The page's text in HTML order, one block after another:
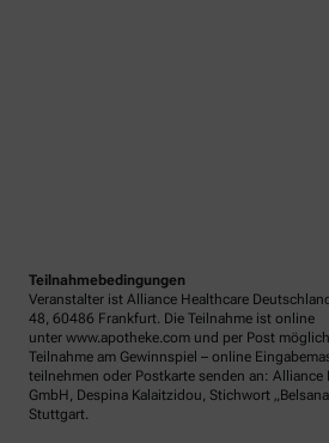
Teilnahmebedingungen
Veranstalter ist Alliance Healthcare
48, 60486 Frankfurt. Die Teilnahme ist online
unter www.apotheke.com und per Post
Teilnahme am Gewinnspiel – online
teilnehmen oder Postkarte senden an: Alliance
GmbH, Despina Kalaitzidou, Stichwort
Stuttgart.